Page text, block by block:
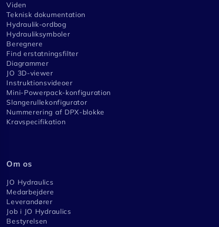
Viden
Teknisk dokumentation
Hydraulik-ordbog
Hydrauliksymboler
Beregnere
Find erstatningsfilter
Diagrammer
JO 3D-viewer
Instruktionsvideoer
Mini-Powerpack-konfiguration
Slangerullekonfigurator
Nummerering af DPX-blokke
Kravspecifikation
Om os
JO Hydraulics
Medarbejdere
Leverandører
Job i JO Hydraulics
Bestyrelsen